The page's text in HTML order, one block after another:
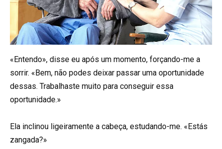
«Entendo», disse eu após um momento, forçando-me a
sorrir. «Bem, não podes deixar passar uma oportunidade
dessas. Trabalhaste muito para conseguir essa
oportunidade.»
Ela inclinou ligeiramente a cabeça, estudando-me. «Estás
zangada?»